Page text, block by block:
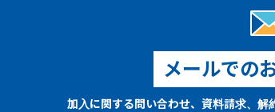
メールでの
加入に関する問い合わせ、資料請求、